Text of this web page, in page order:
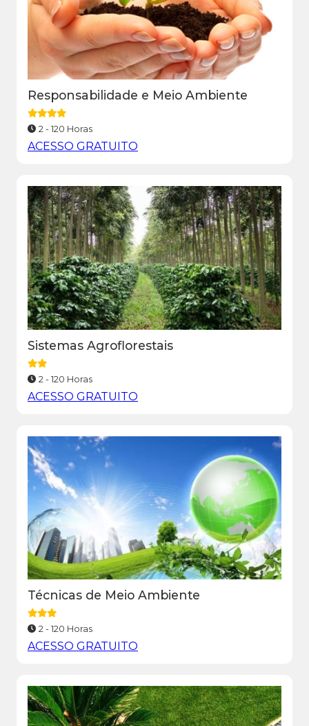
Responsabilidade e Meio Ambiente
2 - 120 Horas
ACESSO GRATUITO
Sistemas Agroflorestais
2 - 120 Horas
ACESSO GRATUITO
Técnicas de Meio Ambiente
2 - 120 Horas
ACESSO GRATUITO